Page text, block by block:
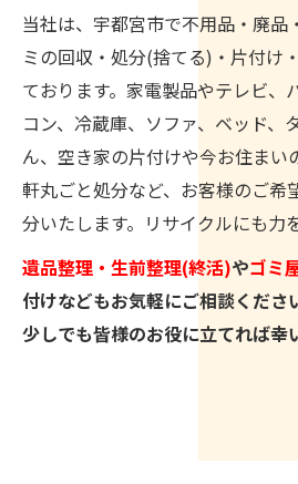
当社は、宇都宮市で不用品・廃品
ミの回収・処分(捨てる)・片付け
ております。家電製品やテレビ、
コン、冷蔵庫、ソファ、ベッド、
ん、空き家の片付けや今お住まい
軒丸ごと処分など、お客様のご希
分いたします。リサイクルにも力
遺品整理・生前整理(終活)やゴミ
付けなどもお気軽にご相談くださ
少しでも皆様のお役に立てれば幸